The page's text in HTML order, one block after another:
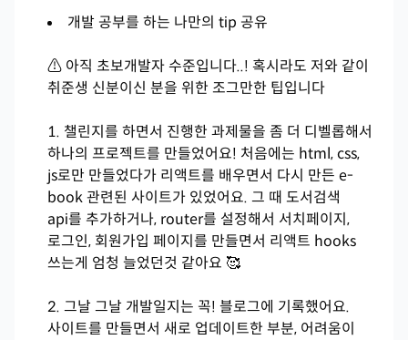
개발 공부를 하는 나만의 tip 공유
⚠ 아직 초보개발자 수준입니다..! 혹시라도 저와 같이
취준생 신분이신 분을 위한 조그만한 팁입니다
1. 챌린지를 하면서 진행한 과제물을 좀 더 디벨롭해서
하나의 프로젝트를 만들었어요! 처음에는 html, css,
js로만 만들었다가 리액트를 배우면서 다시 만든 e-
book 관련된 사이트가 있었어요. 그 때 도서검색
api를 추가하거나, router를 설정해서 서치페이지,
로그인, 회원가입 페이지를 만들면서 리액트 hooks
쓰는게 엄청 늘었던것 같아요 🥰
2. 그날 그날 개발일지는 꼭! 블로그에 기록했어요.
사이트를 만들면서 새로 업데이트한 부분, 어려움이